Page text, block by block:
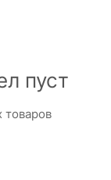
пуст
товаров